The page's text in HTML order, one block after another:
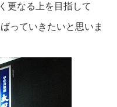
更なる上を目指して
っていきたいと思いま